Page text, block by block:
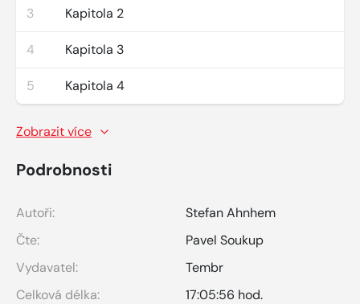
3 Kapitola 2
4 Kapitola 3
5 Kapitola 4
Zobrazit více
Podrobnosti
Autoři:
Stefan Ahnhem
Čte:
Pavel Soukup
Vydavatel:
Tembr
Celková délka:
17:05:56 hod.